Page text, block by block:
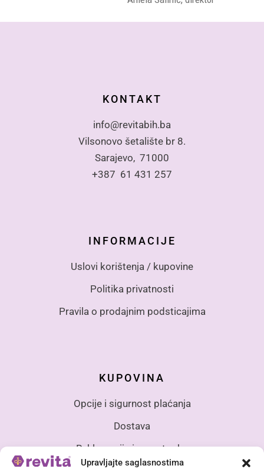
Upravljajte saglasnostima
KONTAKT
info@revitabih.ba
Vilsonovo šetalište br 8.
Sarajevo, 71000
+387 61 431 257
INFORMACIJE
Uslovi korištenja / kupovine
Politika privatnosti
Pravila o prodajnim podsticajima
KUPOVINA
Opcije i sigurnost plaćanja
Dostava
Reklamacije i povrat robe